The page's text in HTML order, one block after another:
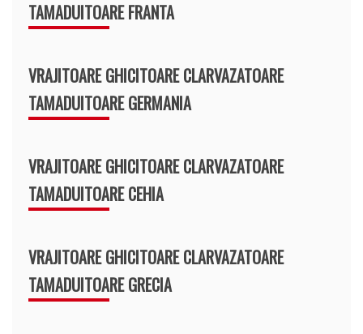
TAMADUITOARE FRANTA
VRAJITOARE GHICITOARE CLARVAZATOARE
TAMADUITOARE GERMANIA
VRAJITOARE GHICITOARE CLARVAZATOARE
TAMADUITOARE CEHIA
VRAJITOARE GHICITOARE CLARVAZATOARE
TAMADUITOARE GRECIA